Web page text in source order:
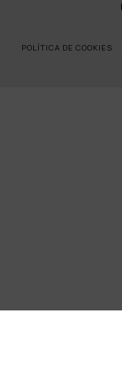
POLÍTICA DE COOKIES